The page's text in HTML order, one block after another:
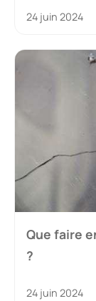
24 juin 2024
Que faire
?
24 juin 2024